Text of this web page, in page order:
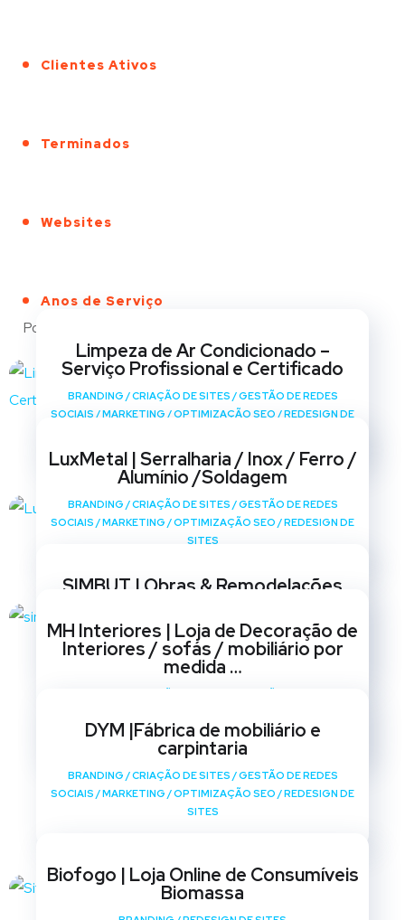
Clientes Ativos
Terminados
Websites
Anos de Serviço
Portfólio
Limpeza de Ar Condicionado –
Serviço Profissional e Certificado
BRANDING /CRIAÇÃO DE SITES /GESTÃO DE REDES
SOCIAIS /MARKETING /OPTIMIZAÇÃO SEO /REDESIGN DE
LuxMetal | Serralharia / Inox / Ferro /
Alumínio /Soldagem
BRANDING /CRIAÇÃO DE SITES /GESTÃO DE REDES
SOCIAIS /MARKETING /OPTIMIZAÇÃO SEO /REDESIGN DE
SITES
SIMBUT | Obras & Remodelações
SOCIAIS /MARKETING OPTIMIZAÇÃO SEO/ REDESIGN DE
SITES
MH Interiores | Loja de Decoração de
Interiores / sofás / mobiliário por
medida …
SITES
DYM |Fábrica de mobiliário e
carpintaria
BRANDING /CRIAÇÃO DE SITES /GESTÃO DE REDES
SOCIAIS /MARKETING /OPTIMIZAÇÃO SEO /REDESIGN DE
SITES
Biofogo | Loja Online de Consumíveis
Biomassa